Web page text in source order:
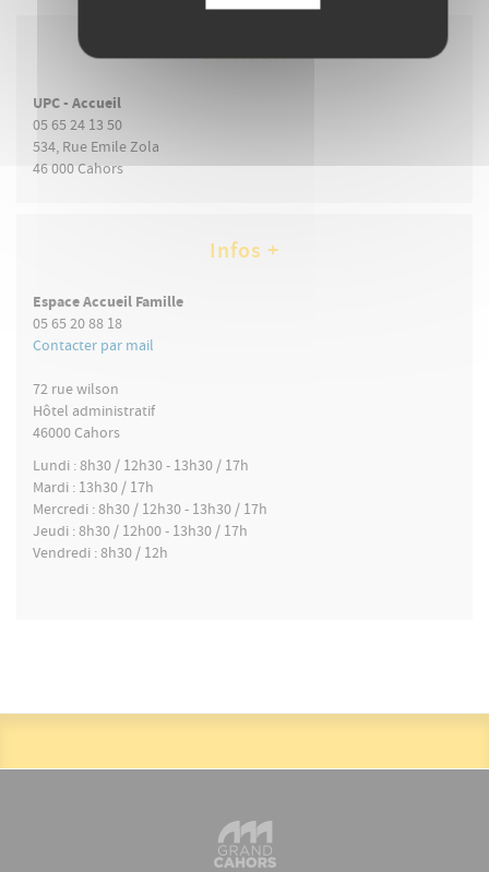
Contacts
UPC - Accueil
05 65 24 13 50
534, Rue Emile Zola
46 000Cahors
Infos +
Espace Accueil Famille
05 65 20 88 18
Contacter par mail
72 rue wilson
Hôtel administratif
46000Cahors
Lundi :8h30 / 12h30 - 13h30 / 17h
Mardi : 13h30 / 17h
Mercredi : 8h30 / 12h30 - 13h30 / 17h
Jeudi : 8h30 / 12h00 - 13h30 / 17h
Vendredi : 8h30 / 12h